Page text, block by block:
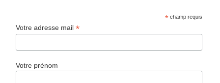
* champ requis
Votre adresse mail*
Votre prénom